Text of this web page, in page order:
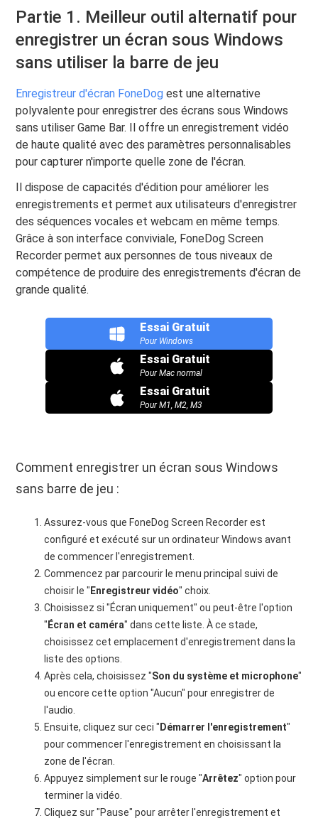
Partie 1. Meilleur outil alternatif pour
enregistrer un écran sous Windows
sans utiliser la barre de jeu
Enregistreur d'écran FoneDog est une alternative
polyvalente pour enregistrer des écrans sous Windows
sans utiliser Game Bar. Il offre un enregistrement vidéo
de haute qualité avec des paramètres personnalisables
pour capturer n'importe quelle zone de l'écran.
Il dispose de capacités d'édition pour améliorer les
enregistrements et permet aux utilisateurs d'enregistrer
des séquences vocales et webcam en même temps.
Grâce à son interface conviviale, FoneDog Screen
Recorder permet aux personnes de tous niveaux de
compétence de produire des enregistrements d'écran de
grande qualité.
Essai Gratuit
Pour Windows
Essai Gratuit
Pour Mac normal
Essai Gratuit
Pour M1, M2, M3
Comment enregistrer un écran sous Windows
sans barre de jeu :
Assurez-vous que FoneDog Screen Recorder est
configuré et exécuté sur un ordinateur Windows avant
de commencer l'enregistrement.
Commencez par parcourir le menu principal suivi de
choisir le " Enregistreur vidéo" choix.
Choisissez si "Écran uniquement" ou peut-être l'option
" Écran et caméra" dans cette liste. À ce stade,
choisissez cet emplacement d'enregistrement dans la
liste des options.
Après cela, choisissez "Son du système et microphone"
ou encore cette option "Aucun" pour enregistrer de
l'audio.
Ensuite, cliquez sur ceci " Démarrer l'enregistrement"
pour commencer l'enregistrement en choisissant la
zone de l'écran.
Appuyez simplement sur le rouge "Arrêtez" option pour
terminer la vidéo.
Cliquez sur "Pause" pour arrêter l'enregistrement et